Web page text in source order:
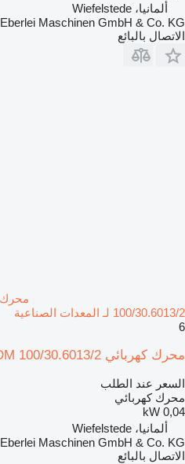
ألمانيا، Wiefelstede
Eberlei Maschinen GmbH & Co. KG
الاتصال بالبائع
100/30.6013/2 لـ المعدات الصناعية
6
محرك كهربائي VEM IDM 100/30.6013/2 لـ المعدات الصناعية
السعر عند الطلب
محرك كهربائي
0,04 kW
ألمانيا، Wiefelstede
Eberlei Maschinen GmbH & Co. KG
الاتصال بالبائع